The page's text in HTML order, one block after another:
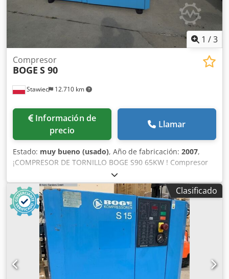
1 /3
Stawiec 12.710 km
Compresor
BOGE S 90
Información de
precio
Llamar
Estado: muy bueno (usado), Año de fabricación: 2007,
¡COMPRESOR DE TORNILLO BOGE S90 65KW ! Compresor
de tornillo BOGE S90-2 Datos técnicos: Capacidad: 10,80
m3/min (10800 L/min); Motor de 65 KW; Dcsdpfxspr Uldj Ag
Sek presión máxima: 8 bar; kilometraje 2690 h; año 2007
precio neto: 21900 zł precio bruto: 26937 zł Compresor en
pleno funcionamiento; proporcionamos servicio.
Clasificado